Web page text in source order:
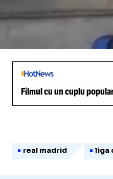
Filmul cu un cuplu
real madrid liga